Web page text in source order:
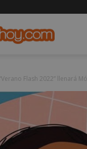
“Verano Flash 2022” llenará